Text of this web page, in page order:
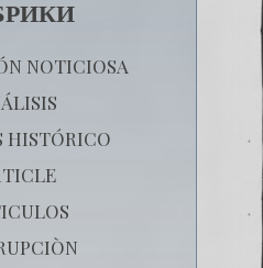
NOTICIOSA
HISTÓRICO